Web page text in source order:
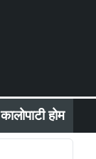
कालोपाटी होम